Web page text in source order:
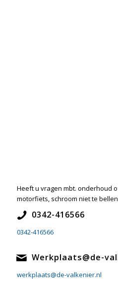
Heeft u vragen mbt. onderhoud
motorfiets, schroom niet te
0342-416566
0342-416566
Werkplaats@de-
werkplaats@de-valkenier.nl